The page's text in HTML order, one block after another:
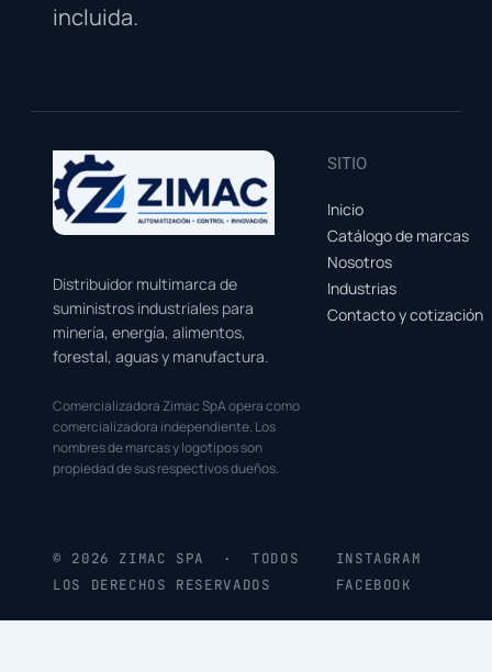
incluida.
Distribuidor multimarca de
suministros industriales para
minería, energía, alimentos,
forestal, aguas y manufactura.
Comercializadora Zimac SpA opera como
comercializadora independiente. Los
nombres de marcas y logotipos son
propiedad de sus respectivos dueños.
SITIO
Inicio
Catálogo de marcas
Nosotros
Industrias
Contacto y cotización
© 2026 ZIMAC SPA · TODOS
LOS DERECHOS RESERVADOS
INSTAGRAM
FACEBOOK